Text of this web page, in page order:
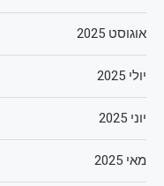
אוגוסט 2025
יולי 2025
יוני 2025
מאי 2025